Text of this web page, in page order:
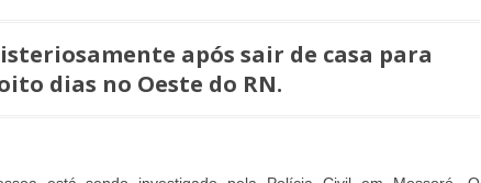
após sair de casa para
dias no Oeste do RN.